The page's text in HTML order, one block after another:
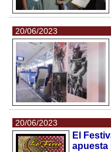
20/06/2023
20/06/2023
El
apuesta